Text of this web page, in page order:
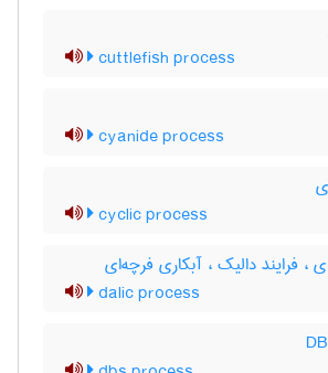
cuttlefish process
cyanide process
cyclic process
، فرایند دالیک ، آبکاری فرچه‌ای
dalic process